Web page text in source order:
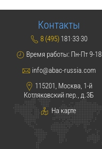
Контакты
8 (495) 181·33·30
Время работы: Пн-Пт 9-18
info@abac-russia.com
115201, Москва, 1-й
Котляковский пер., д.3Б
На карте